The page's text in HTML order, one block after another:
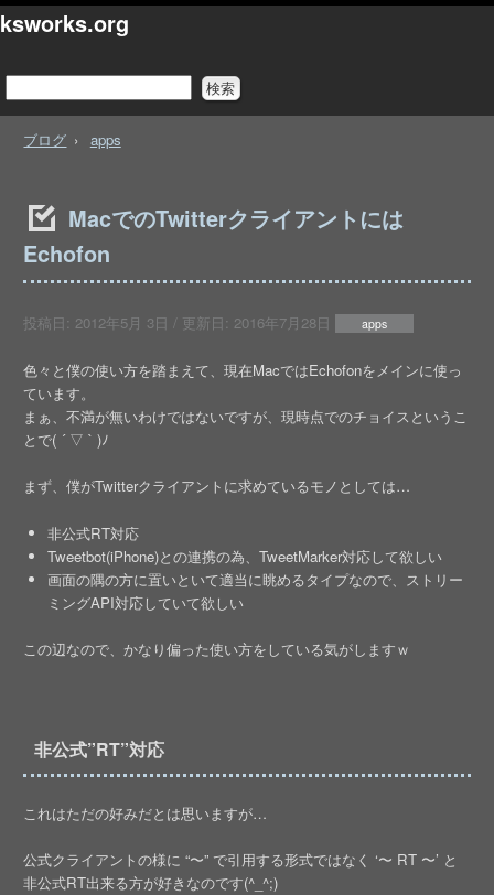
ksworks.org
ブログ apps
MacでのTwitterクライアントには
Echofon
投稿日: 2012年5月 3日 / 更新日: 2016年7月28日 apps
色々と僕の使い方を踏まえて、現在MacではEchofonをメインに使っ
ています。
まぁ、不満が無いわけではないですが、現時点でのチョイスというこ
とで( ´ ▽ ` )ﾉ
まず、僕がTwitterクライアントに求めているモノとしては…
非公式RT対応
Tweetbot(iPhone)との連携の為、TweetMarker対応して欲しい
画面の隅の方に置いといて適当に眺めるタイプなので、ストリー
ミングAPI対応していて欲しい
この辺なので、かなり偏った使い方をしている気がしますｗ
非公式”RT”対応
これはただの好みだとは思いますが…
公式クライアントの様に “〜” で引用する形式ではなく ‘〜 RT 〜’ と
非公式RT出来る方が好きなのです(^_^;)